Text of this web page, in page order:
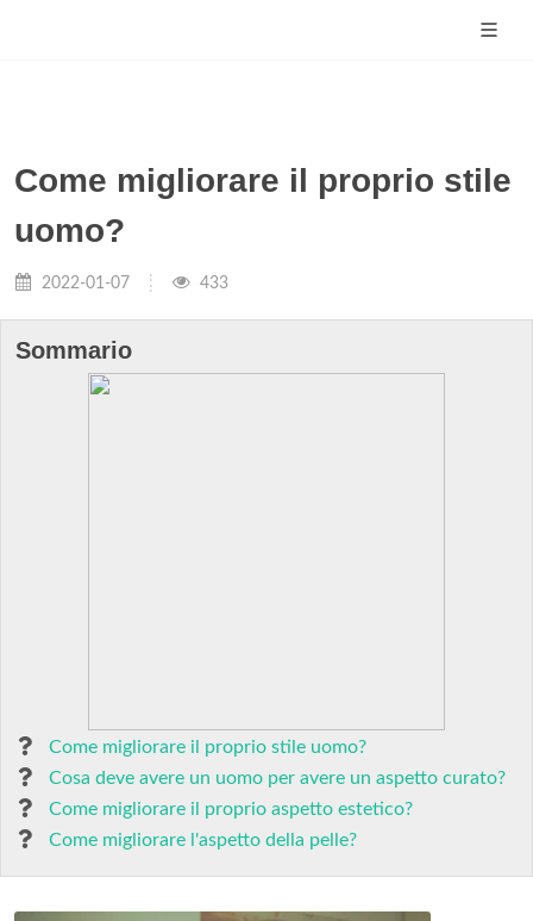
Come migliorare il proprio stile
uomo?
2022-01-07 433
Sommario
Come migliorare il proprio stile uomo?
Cosa deve avere un uomo per avere un aspetto curato?
Come migliorare il proprio aspetto estetico?
Come migliorare l'aspetto della pelle?